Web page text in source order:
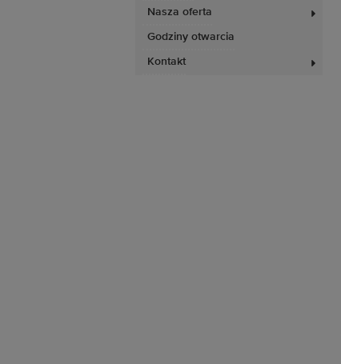
Nasza oferta
Godziny otwarcia
Kontakt